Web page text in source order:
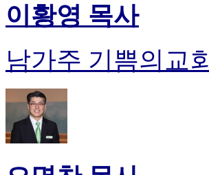
이황영 목사
남가주 기쁨의교회